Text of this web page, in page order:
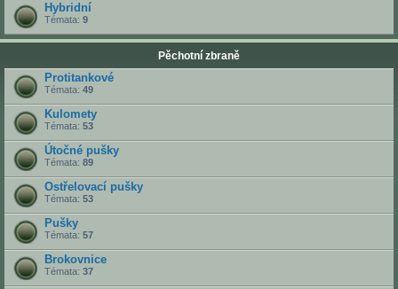
Hybridní
Témata: 9
Pěchotní zbraně
Protitankové
Témata: 49
Kulomety
Témata: 53
Útočné pušky
Témata: 89
Ostřelovací pušky
Témata: 53
Pušky
Témata: 57
Brokovnice
Témata: 37